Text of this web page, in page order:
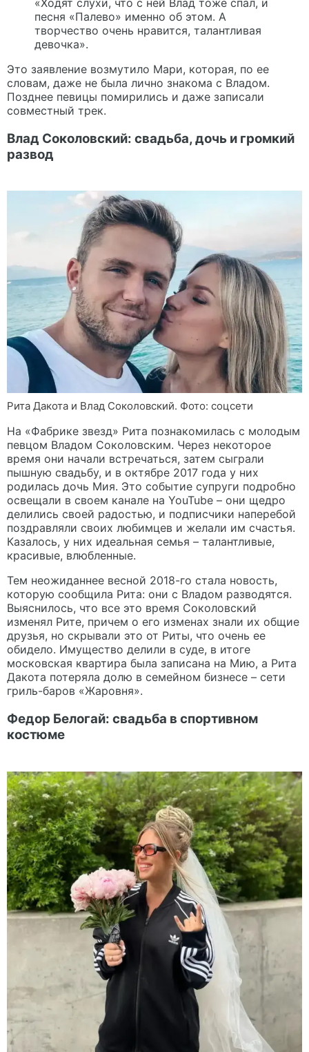
«Ходят слухи, что с ней Влад тоже спал, и
песня «Палево» именно об этом. А
творчество очень нравится, талантливая
девочка».
Это заявление возмутило Мари, которая, по ее
словам, даже не была лично знакома с Владом.
Позднее певицы помирились и даже записали
совместный трек.
Влад Соколовский: свадьба, дочь и громкий
развод
Рита Дакота и Влад Соколовский. Фото: соцсети
На «Фабрике звезд» Рита познакомилась с молодым
певцом Владом Соколовским. Через некоторое
время они начали встречаться, затем сыграли
пышную свадьбу, и в октябре 2017 года у них
родилась дочь Мия. Это событие супруги подробно
освещали в своем канале на YouTube – они щедро
делились своей радостью, и подписчики наперебой
поздравляли своих любимцев и желали им счастья.
Казалось, у них идеальная семья – талантливые,
красивые, влюбленные.
Тем неожиданнее весной 2018-го стала новость,
которую сообщила Рита: они с Владом разводятся.
Выяснилось, что все это время Соколовский
изменял Рите, причем о его изменах знали их общие
друзья, но скрывали это от Риты, что очень ее
обидело. Имущество делили в суде, в итоге
московская квартира была записана на Мию, а Рита
Дакота потеряла долю в семейном бизнесе – сети
гриль-баров «Жаровня».
Федор Белогай: свадьба в спортивном
костюме